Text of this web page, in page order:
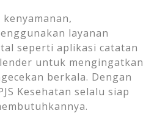
layanan
seperti aplikasi catatan
untuk mengingatkan
berkala. Dengan
Kesehatan selalu siap